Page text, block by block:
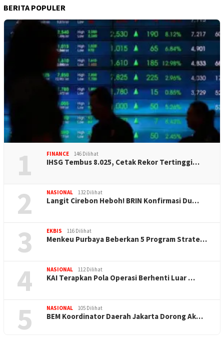
BERITA POPULER
1 FINANCE 146 Dilihat
IHSG Tembus 8.025, Cetak Rekor Tertinggi…
2 NASIONAL 132 Dilihat
Langit Cirebon Heboh! BRIN Konfirmasi Du…
3 EKBIS 116 Dilihat
Menkeu Purbaya Beberkan 5 Program Strate…
4 NASIONAL 112 Dilihat
KAI Terapkan Pola Operasi Berhenti Luar …
5 NASIONAL 105 Dilihat
BEM Koordinator Daerah Jakarta Dorong Ak…